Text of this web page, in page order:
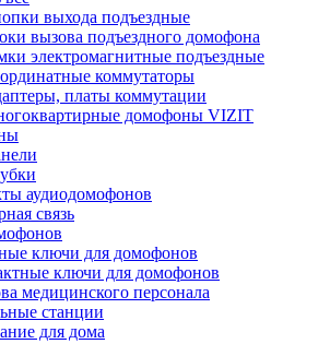
выхода подъездные
вызова подъездного домофона
электромагнитные подъездные
коммутаторы
платы коммутации
домофоны VIZIT
аудиодомофонов
связь
ключи для домофонов
ключи для домофонов
медицинского персонала
станции
для дома